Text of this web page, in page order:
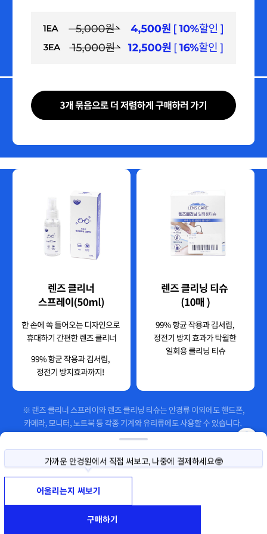
가까운 안경원에서 직접 써보고, 나중에 결제하세요🤓
사이즈나 색상이 고민된다면, 직접 써보고 구매하세요!
써보기 예약부터 반품까지 모두 무료예요😉
가까운 안경원에서 직접 써보고, 나중에 결제하세요🤓
어울리는지 써보기
구매하기